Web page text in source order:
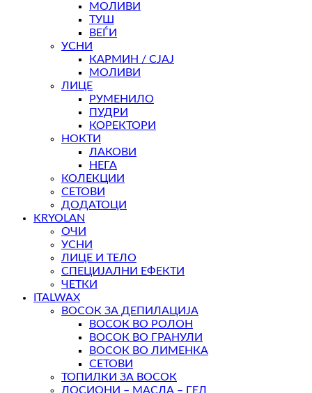
МОЛИВИ
ТУШ
ВЕЃИ
УСНИ
КАРМИН / СЈАЈ
МОЛИВИ
ЛИЦЕ
РУМЕНИЛО
ПУДРИ
КОРЕКТОРИ
НОКТИ
ЛАКОВИ
НЕГА
КОЛЕКЦИИ
СЕТОВИ
ДОДАТОЦИ
KRYOLAN
ОЧИ
УСНИ
ЛИЦЕ И ТЕЛО
СПЕЦИЈАЛНИ ЕФЕКТИ
ЧЕТКИ
ITALWAX
ВОСОК ЗА ДЕПИЛАЦИЈА
ВОСОК ВО РОЛОН
ВОСОК ВО ГРАНУЛИ
ВОСОК ВО ЛИМЕНКА
СЕТОВИ
ТОПИЛКИ ЗА ВОСОК
ЛОСИОНИ – МАСЛА – ГЕЛ